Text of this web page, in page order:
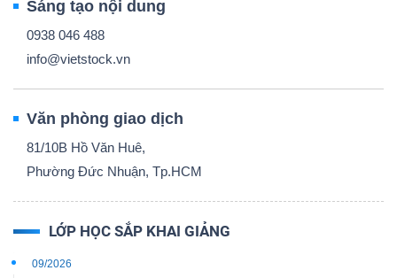
Sáng tạo nội dung
0938 046 488
info@vietstock.vn
Văn phòng giao dịch
81/10B Hồ Văn Huê,
Phường Đức Nhuận, Tp.HCM
LỚP HỌC SẮP KHAI GIẢNG
09/2026